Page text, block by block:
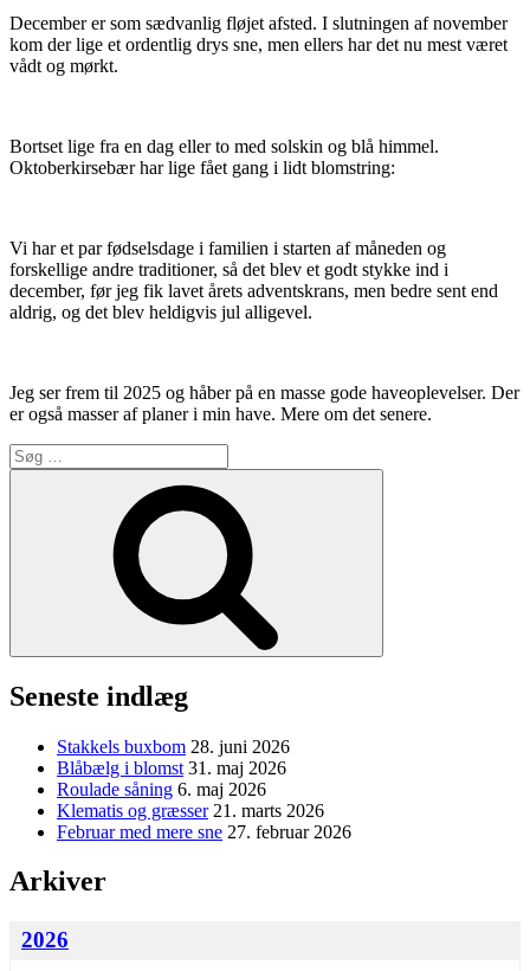
December er som sædvanlig fløjet afsted. I slutningen af november
kom der lige et ordentlig drys sne, men ellers har det nu mest været
vådt og mørkt.
Bortset lige fra en dag eller to med solskin og blå himmel.
Oktoberkirsebær har lige fået gang i lidt blomstring:
Vi har et par fødselsdage i familien i starten af måneden og
forskellige andre traditioner, så det blev et godt stykke ind i
december, før jeg fik lavet årets adventskrans, men bedre sent end
aldrig, og det blev heldigvis jul alligevel.
Jeg ser frem til 2025 og håber på en masse gode haveoplevelser. Der
er også masser af planer i min have. Mere om det senere.
Søg
efter:
Seneste indlæg
Stakkels buxbom 28. juni 2026
Blåbælg i blomst 31. maj 2026
Roulade såning 6. maj 2026
Klematis og græsser 21. marts 2026
Februar med mere sne 27. februar 2026
Arkiver
2026